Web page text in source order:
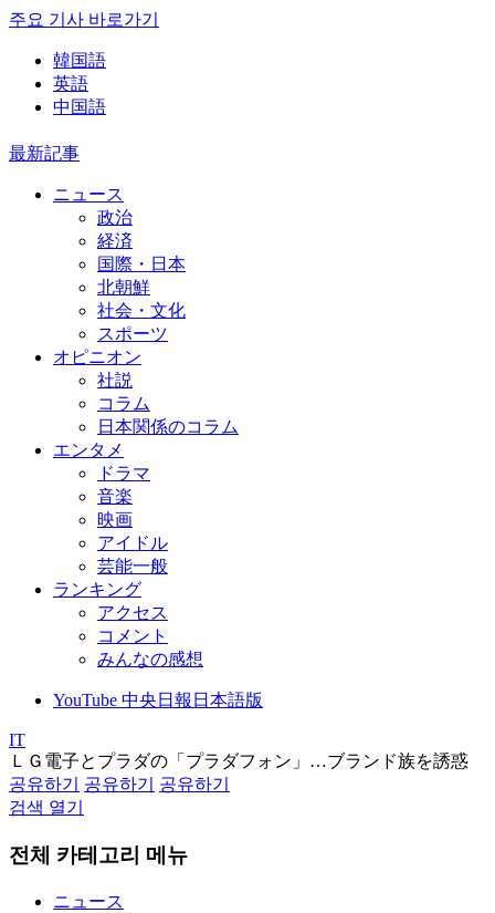
주요 기사 바로가기
韓国語
英語
中国語
最新記事
ニュース
政治
経済
国際・日本
北朝鮮
社会・文化
スポーツ
オピニオン
社説
コラム
日本関係のコラム
エンタメ
ドラマ
音楽
映画
アイドル
芸能一般
ランキング
アクセス
コメント
みんなの感想
YouTube 中央日報日本語版
IT
ＬＧ電子とプラダの「プラダフォン」…ブランド族を誘惑
공유하기
공유하기
공유하기
검색 열기
전체 카테고리 메뉴
ニュース